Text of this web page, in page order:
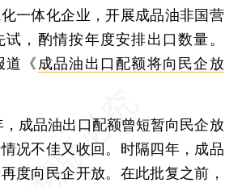
一体化企业，开展成品油非国营
，酌情按年度安排出口数量。
道《 成品油出口配额将向民企放
品油出口配额曾短暂向民企放
况不佳又收回。时隔四年，成品
度向民企开放。在此批复之前，